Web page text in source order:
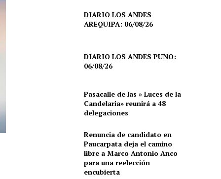
DIARIO LOS ANDES
AREQUIPA: 06/08/26
DIARIO LOS ANDES PUNO:
06/08/26
Pasacalle de las » Luces de la
Candelaria» reunirá a 48
delegaciones
Renuncia de candidato en
Paucarpata deja el camino
libre a Marco Antonio Anco
para una reelección
encubierta